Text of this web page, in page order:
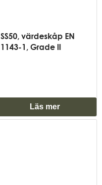
SS50, värdeskåp EN
1143-1, Grade II
Läs mer